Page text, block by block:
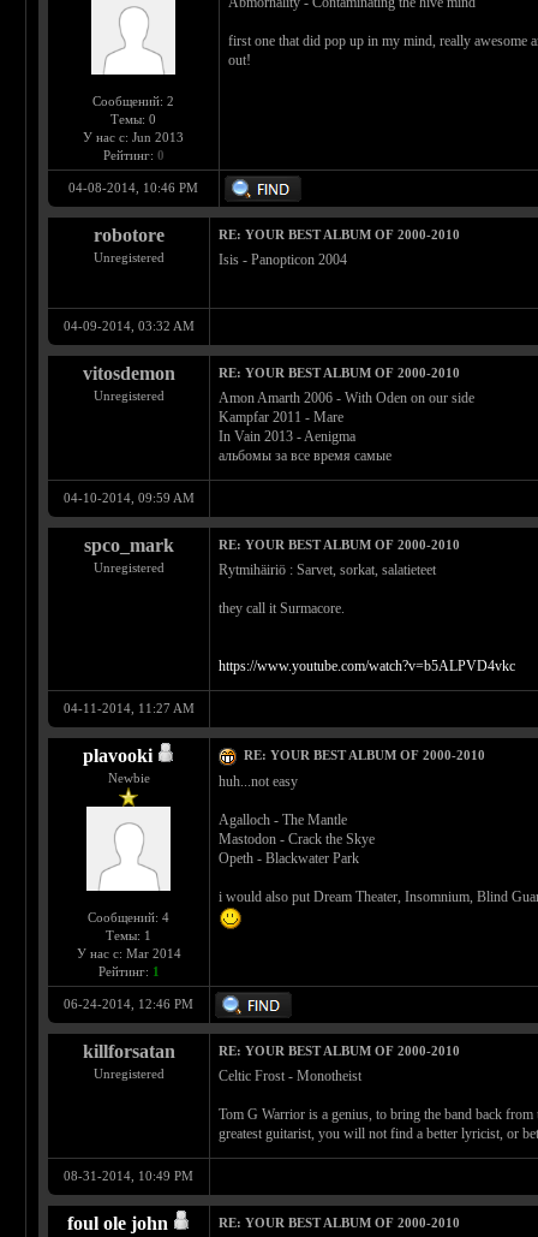
Сообщений: 2
Темы: 0
У нас с: Jun 2013
Рейтинг: 0
first one that did pop up in my mind, really awesome
out!
04-08-2014, 10:46 PM
robotore
Unregistered
RE: YOUR BEST ALBUM OF 2000-2010
Isis - Panopticon 2004
04-09-2014, 03:32 AM
vitosdemon
Unregistered
RE: YOUR BEST ALBUM OF 2000-2010
Amon Amarth 2006 - With Oden on our side
Kampfar 2011 - Mare
In Vain 2013 - Aenigma
альбомы за все время самые
04-10-2014, 09:59 AM
spco_mark
Unregistered
RE: YOUR BEST ALBUM OF 2000-2010
Rytmihäiriö : Sarvet, sorkat, salatieteet
they call it Surmacore.
https://www.youtube.com/watch?v=b5ALPVD4vkc
04-11-2014, 11:27 AM
plavooki
Newbie
Сообщений: 4
Темы: 1
У нас с: Mar 2014
Рейтинг: 1
RE: YOUR BEST ALBUM OF 2000-2010
huh...not easy
Agalloch - The Mantle
Mastodon - Crack the Skye
Opeth - Blackwater Park
i would also put Dream Theater, Insomnium, Blind
06-24-2014, 12:46 PM
killforsatan
Unregistered
RE: YOUR BEST ALBUM OF 2000-2010
Celtic Frost - Monotheist
Tom G Warrior is a genius, to bring the band back
greatest guitarist, you will not find a better lyricist, or
08-31-2014, 10:49 PM
foul ole john RE: YOUR BEST ALBUM OF 2000-2010